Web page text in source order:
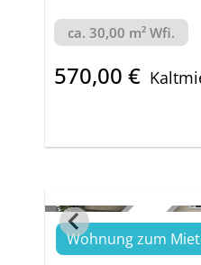
ca. 30,00 m² Wfi.
570,00 €
Wohnung zum